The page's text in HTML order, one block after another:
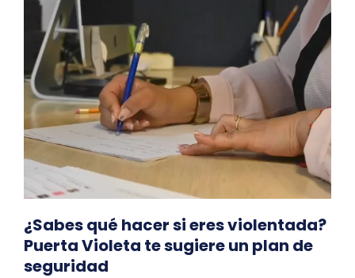
¿Sabes qué hacer si eres violentada?
Puerta Violeta te sugiere un plan de
seguridad